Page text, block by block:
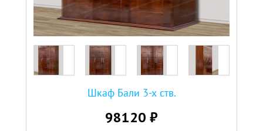
Шкаф Бали 3-х ств.
98120 ₽